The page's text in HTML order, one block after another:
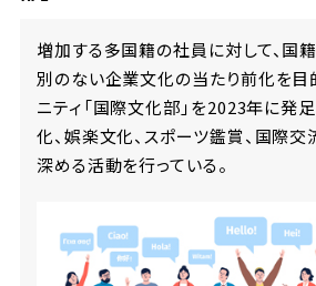
増加する多国籍の社員に対して、国
別のない企業文化の当たり前化を目
ニティ「国際文化部」を2023年に発
化、娯楽文化、スポーツ鑑賞、国際交
深める活動を行っている。